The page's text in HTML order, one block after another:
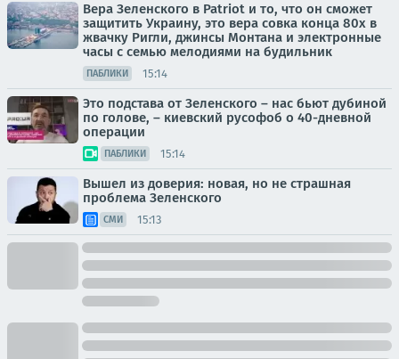
Вера Зеленского в Patriot и то, что он сможет
защитить Украину, это вера совка конца 80х в
жвачку Ригли, джинсы Монтана и электронные
часы с семью мелодиями на будильник
ПАБЛИКИ 15:14
Это подстава от Зеленского – нас бьют дубиной
по голове, – киевский русофоб о 40-дневной
операции
ПАБЛИКИ 15:14
Вышел из доверия: новая, но не страшная
проблема Зеленского
СМИ 15:13